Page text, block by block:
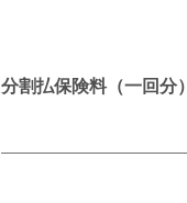
分割払保険料（一回分）